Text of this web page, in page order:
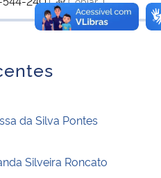
para área de
da Silva Pontes
Silveira Roncato